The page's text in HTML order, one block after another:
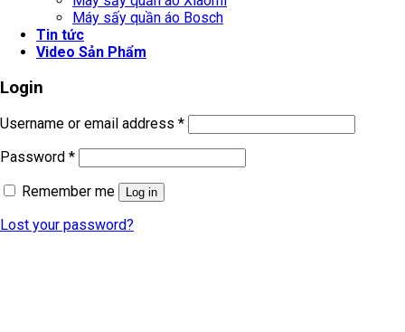
Máy sấy quần áo Bosch
Tin tức
Video Sản Phẩm
Login
Username or email address *
Password *
Remember me
Log in
Lost your password?